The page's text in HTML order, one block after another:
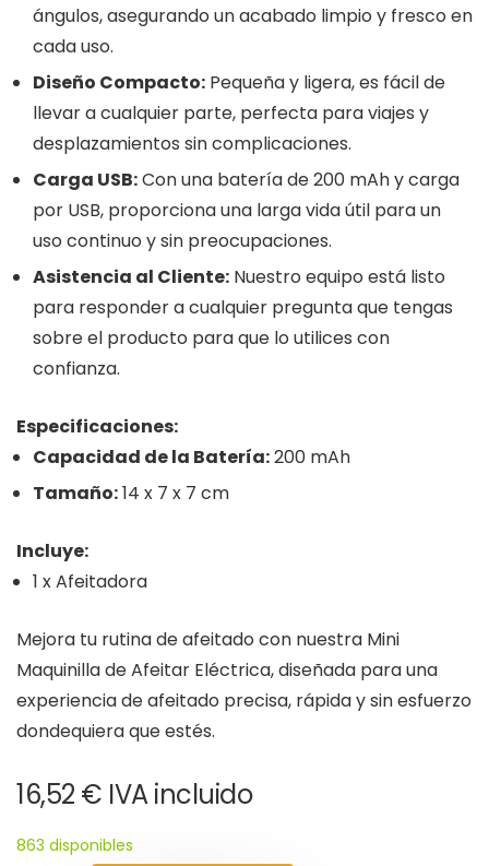
ángulos, asegurando un acabado limpio y fresco en
cada uso.
Diseño Compacto: Pequeña y ligera, es fácil de
llevar a cualquier parte, perfecta para viajes y
desplazamientos sin complicaciones.
Carga USB:Con una batería de 200 mAh y carga
por USB, proporciona una larga vida útil para un
uso continuo y sin preocupaciones.
Asistencia al Cliente: Nuestro equipo está listo
para responder a cualquier pregunta que tengas
sobre el producto para que lo utilices con
confianza.
Especificaciones:
Capacidad de la Batería:200 mAh
Tamaño:14 x 7 x 7 cm
Incluye:
1 x Afeitadora
Mejora tu rutina de afeitado con nuestra Mini
Maquinilla de Afeitar Eléctrica, diseñada para una
experiencia de afeitado precisa, rápida y sin esfuerzo
dondequiera que estés.
16,52 € IVA incluido
863 disponibles